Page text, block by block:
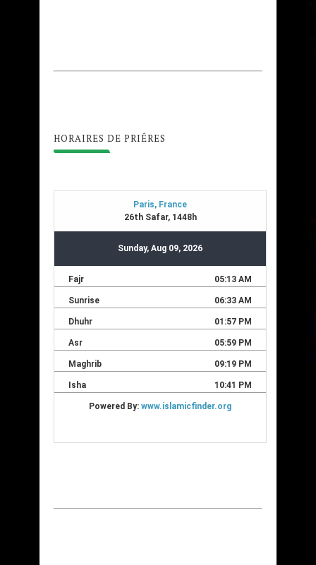
HORAIRES DE PRIÊRES